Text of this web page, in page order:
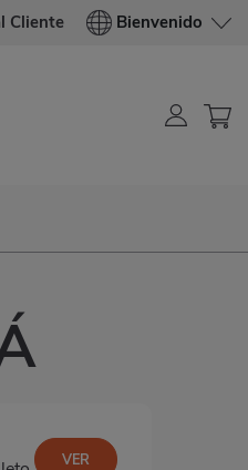
Cliente Bienvenido
VER